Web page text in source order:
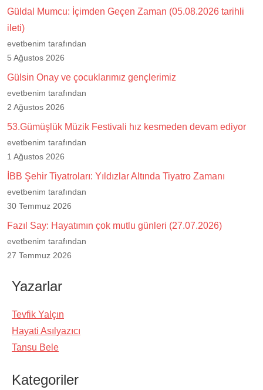
Güldal Mumcu: İçimden Geçen Zaman (05.08.2026 tarihli
ileti)
evetbenim tarafından
5 Ağustos 2026
Gülsin Onay ve çocuklarımız gençlerimiz
evetbenim tarafından
2 Ağustos 2026
53.Gümüşlük Müzik Festivali hız kesmeden devam ediyor
evetbenim tarafından
1 Ağustos 2026
İBB Şehir Tiyatroları: Yıldızlar Altında Tiyatro Zamanı
evetbenim tarafından
30 Temmuz 2026
Fazıl Say: Hayatımın çok mutlu günleri (27.07.2026)
evetbenim tarafından
27 Temmuz 2026
Yazarlar
Tevfik Yalçın
Hayati Asılyazıcı
Tansu Bele
Kategoriler